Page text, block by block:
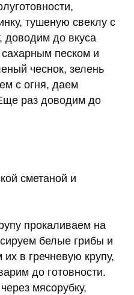
тушеную свеклу с
до вкуса
песком и
чеснок, зелень
с огня, даем
раз доводим до
сметаной и
прокаливаем на
белые грибы и
в гречневую крупу,
до готовности.
мясорубку,